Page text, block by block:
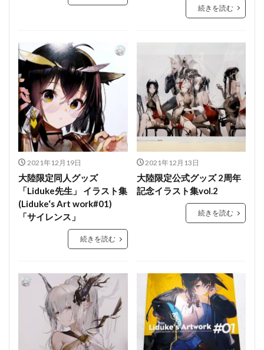
続きを読む
2021年12月19日
大陸限定同人グッズ
「Liduke先生」 イラスト集
(Liduke‘s Art work#01)
「サイレンス」
続きを読む
2021年12月13日
大陸限定公式グッズ 2周年
記念イラスト集vol.2
続きを読む